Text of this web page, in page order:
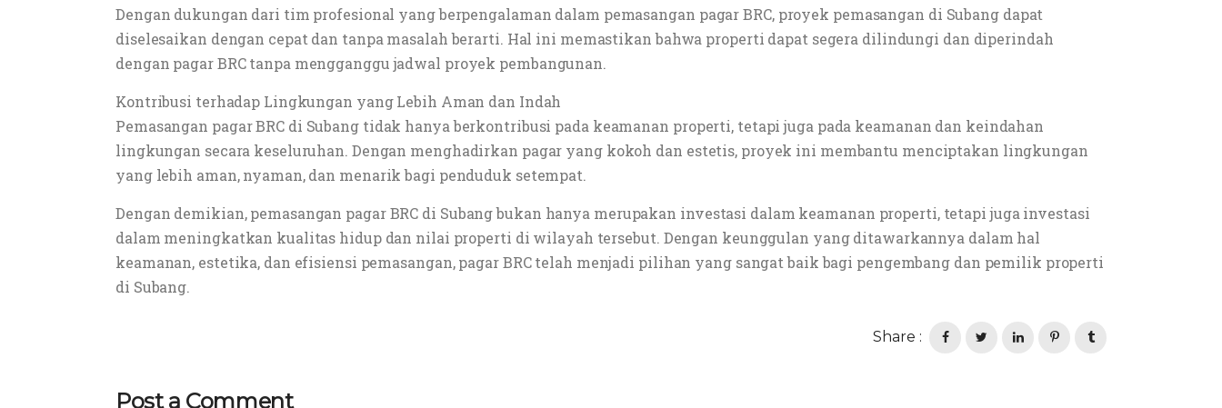
Dengan dukungan dari tim profesional yang berpengalaman dalam pemasangan pagar BRC, proyek pemasangan di Subang dapat
diselesaikan dengan cepat dan tanpa masalah berarti. Hal ini memastikan bahwa properti dapat segera dilindungi dan diperindah
dengan pagar BRC tanpa mengganggu jadwal proyek pembangunan.
Kontribusi terhadap Lingkungan yang Lebih Aman dan Indah
Pemasangan pagar BRC di Subang tidak hanya berkontribusi pada keamanan properti, tetapi juga pada keamanan dan keindahan
lingkungan secara keseluruhan. Dengan menghadirkan pagar yang kokoh dan estetis, proyek ini membantu menciptakan lingkungan
yang lebih aman, nyaman, dan menarik bagi penduduk setempat.
Dengan demikian, pemasangan pagar BRC di Subang bukan hanya merupakan investasi dalam keamanan properti, tetapi juga investasi
dalam meningkatkan kualitas hidup dan nilai properti di wilayah tersebut. Dengan keunggulan yang ditawarkannya dalam hal
keamanan, estetika, dan efisiensi pemasangan, pagar BRC telah menjadi pilihan yang sangat baik bagi pengembang dan pemilik properti
di Subang.
Share :
Post a Comment